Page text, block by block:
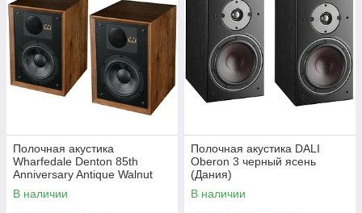
Полочная акустика
Wharfedale Denton 85th
Anniversary Antique Walnut
(Великобритания)
В наличии
Полочная акустика DALI
Oberon 3 черный ясень
(Дания)
В наличии